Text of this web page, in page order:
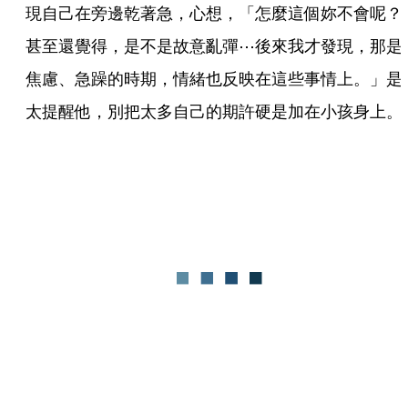
現自己在旁邊乾著急，心想，「怎麼這個妳不會呢？
甚至還覺得，是不是故意亂彈⋯後來我才發現，那是
焦慮、急躁的時期，情緒也反映在這些事情上。」是
太提醒他，別把太多自己的期許硬是加在小孩身上。